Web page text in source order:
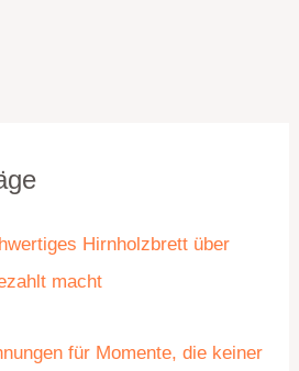
Hirnholzbrett über
macht
für Momente, die keiner